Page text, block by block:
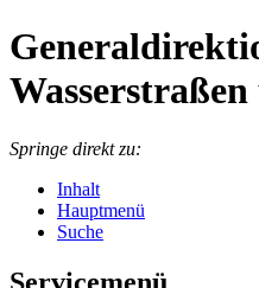
Springe direkt zu:
Inhalt
Hauptmenü
Suche
Servicemenü